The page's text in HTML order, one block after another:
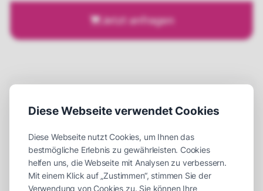
Jetzt anfragen
Maße (LxBxH) 700 x 900 x 700 cm
Platzbedarf (LxBxH) 800 x 1000 x 750 cm
Aufbauzeit 30 Minuten
Diese Webseite verwendet Cookies
Diese Webseite nutzt Cookies, um Ihnen das
bestmögliche Erlebnis zu gewährleisten. Cookies
helfen uns, die Webseite mit Analysen zu verbessern.
Mit einem Klick auf „Zustimmen“, stimmen Sie der
Verwendung von Cookies zu. Sie können Ihre